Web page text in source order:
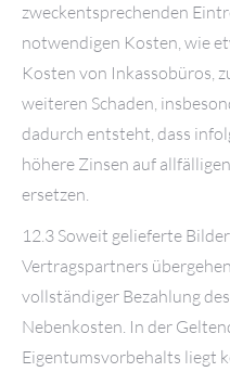
zweckentsprechenden
notwendigen Kosten, wie
Kosten von Inkassobüros,
weiteren Schaden,
dadurch entsteht, dass
höhere Zinsen auf
ersetzen.
12.3 Soweit gelieferte
Vertragspartners
vollständiger Bezahlung
Nebenkosten. In der
Eigentumsvorbehalts liegt